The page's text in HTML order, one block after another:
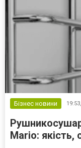
Бізнес новини 19:53,
Mario: якість,